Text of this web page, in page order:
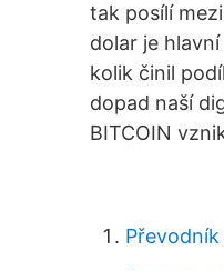
tak posílí
dolar je
kolik činil
dopad naší
BITCOIN